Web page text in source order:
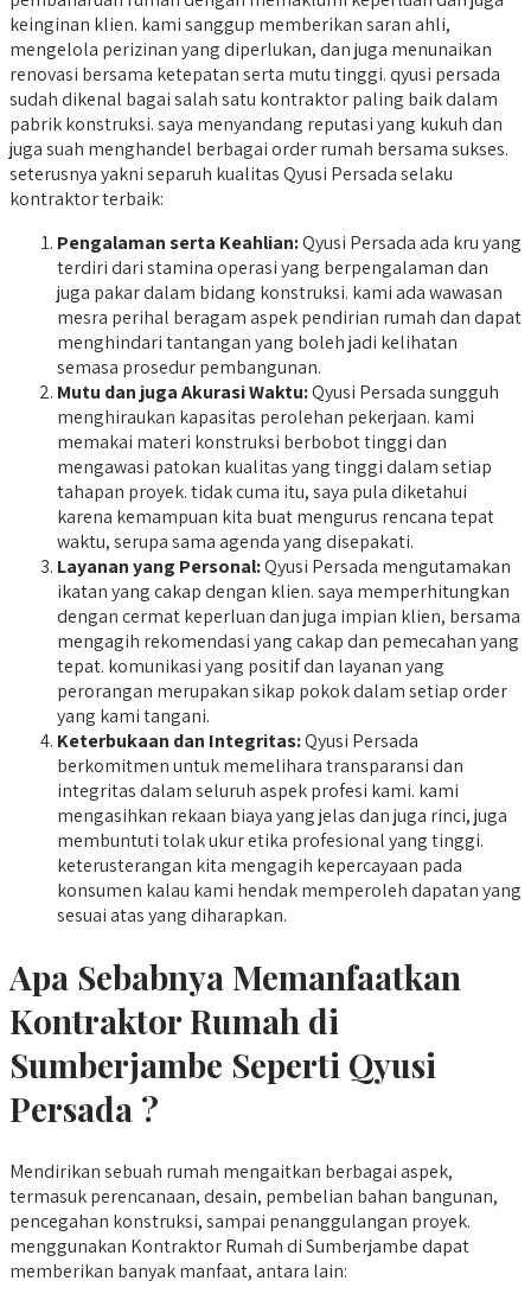
keinginan klien. kami sanggup memberikan saran ahli,
mengelola perizinan yang diperlukan, dan juga menunaikan
renovasi bersama ketepatan serta mutu tinggi. qyusi persada
sudah dikenal bagai salah satu kontraktor paling baik dalam
pabrik konstruksi. saya menyandang reputasi yang kukuh dan
juga suah menghandel berbagai order rumah bersama sukses.
seterusnya yakni separuh kualitas Qyusi Persada selaku
kontraktor terbaik:
Pengalaman serta Keahlian:Qyusi Persada ada kru yang
terdiri dari stamina operasi yang berpengalaman dan
juga pakar dalam bidang konstruksi. kami ada wawasan
mesra perihal beragam aspek pendirian rumah dan dapat
menghindari tantangan yang boleh jadi kelihatan
semasa prosedur pembangunan.
Mutu dan juga Akurasi Waktu:Qyusi Persada sungguh
menghiraukan kapasitas perolehan pekerjaan. kami
memakai materi konstruksi berbobot tinggi dan
mengawasi patokan kualitas yang tinggi dalam setiap
tahapan proyek. tidak cuma itu, saya pula diketahui
karena kemampuan kita buat mengurus rencana tepat
waktu, serupa sama agenda yang disepakati.
Layanan yang Personal:Qyusi Persada mengutamakan
ikatan yang cakap dengan klien. saya memperhitungkan
dengan cermat keperluan dan juga impian klien, bersama
mengagih rekomendasi yang cakap dan pemecahan yang
tepat. komunikasi yang positif dan layanan yang
perorangan merupakan sikap pokok dalam setiap order
yang kami tangani.
Keterbukaan dan Integritas:Qyusi Persada
berkomitmen untuk memelihara transparansi dan
integritas dalam seluruh aspek profesi kami. kami
mengasihkan rekaan biaya yang jelas dan juga rinci, juga
membuntuti tolak ukur etika profesional yang tinggi.
keterusterangan kita mengagih kepercayaan pada
konsumen kalau kami hendak memperoleh dapatan yang
sesuai atas yang diharapkan.
Apa Sebabnya Memanfaatkan
Kontraktor Rumah di
Sumberjambe Seperti Qyusi
Persada ?
Mendirikan sebuah rumah mengaitkan berbagai aspek,
termasuk perencanaan, desain, pembelian bahan bangunan,
pencegahan konstruksi, sampai penanggulangan proyek.
menggunakan Kontraktor Rumah di Sumberjambe dapat
memberikan banyak manfaat, antara lain: